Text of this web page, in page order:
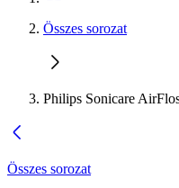
Összes sorozat
Philips Sonicare
Összes sorozat